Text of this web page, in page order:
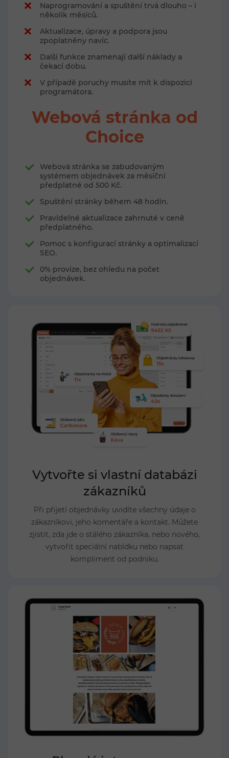
Naprogramování a spuštění trvá dlouho – i
několik měsíců.
Aktualizace, úpravy a podpora jsou
zpoplatněny navíc.
Další funkce znamenají další náklady a
čekací dobu.
V případě poruchy musíte mít k dispozici
programátora.
Webová stránka od
Choice
Webová stránka se zabudovaným
systémem objednávek za měsíční
předplatné od 500 Kč.
Spuštění stránky během 48 hodin.
Pravidelné aktualizace zahrnuté v ceně
předplatného.
Pomoc s konfigurací stránky a optimalizací
SEO.
0% provize, bez ohledu na počet
objednávek.
Vytvořte si vlastní databázi
zákazníků
Při přijetí objednávky uvidíte všechny údaje o
zákazníkovi, jeho komentáře a kontakt. Můžete
zjistit, zda jde o stálého zákazníka, nebo nového,
vytvořit speciální nabídku nebo napsat
kompliment od podniku.